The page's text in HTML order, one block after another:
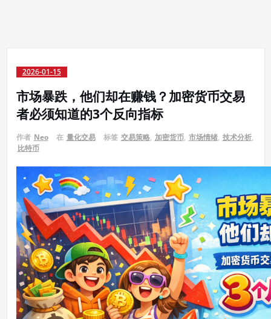
2026-01-15
市场暴跌，他们却在赚钱？加密货币交易
者必须知道的3个反向指标
作者 Neo 在 量化交易 标签 交易策略, 加密货币, 市场情绪, 技术分析,
比特币